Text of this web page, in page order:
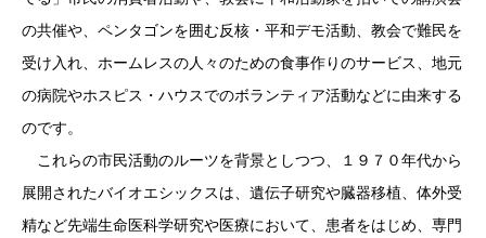
の共催や、ペンタゴンを囲む反核・平和デモ活動、教会で難民を
受け入れ、ホームレスの人々のための食事作りのサービス、地元
の病院やホスピス・ハウスでのボランティア活動などに由来する
のです。
これらの市民活動のルーツを背景としつつ、１９７０年代から
展開されたバイオエシックスは、遺伝子研究や臓器移植、体外受
精など先端生命医科学研究や医療において、患者をはじめ、専門